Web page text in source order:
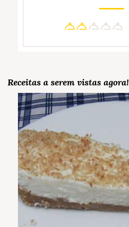
Receitas a serem vistas agora!